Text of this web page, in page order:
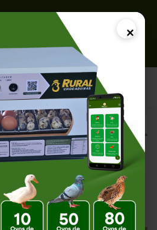
×
na Chocadeira: Riscos e Soluções
na
Riscos e